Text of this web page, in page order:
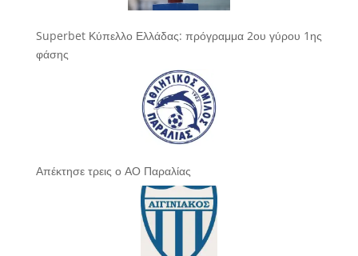
Superbet Κύπελλο Ελλάδας: πρόγραμμα 2ου γύρου 1ης
φάσης
Απέκτησε τρεις ο ΑΟ Παραλίας